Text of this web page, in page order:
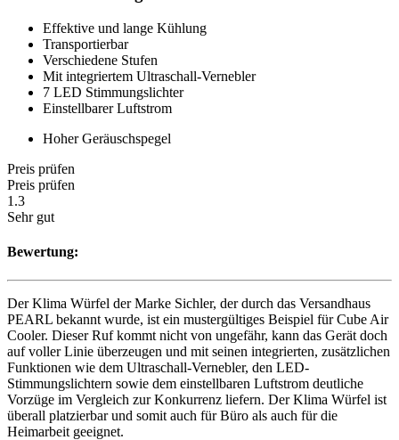
Effektive und lange Kühlung
Transportierbar
Verschiedene Stufen
Mit integriertem Ultraschall-Vernebler
7 LED Stimmungslichter
Einstellbarer Luftstrom
Hoher Geräuschspegel
Preis prüfen
Preis prüfen
1.3
Sehr gut
Bewertung:
Der Klima Würfel der Marke Sichler, der durch das Versandhaus
PEARL bekannt wurde, ist ein mustergültiges Beispiel für Cube Air
Cooler. Dieser Ruf kommt nicht von ungefähr, kann das Gerät doch
auf voller Linie überzeugen und mit seinen integrierten, zusätzlichen
Funktionen wie dem Ultraschall-Vernebler, den LED-
Stimmungslichtern sowie dem einstellbaren Luftstrom deutliche
Vorzüge im Vergleich zur Konkurrenz liefern. Der Klima Würfel ist
überall platzierbar und somit auch für Büro als auch für die
Heimarbeit geeignet.